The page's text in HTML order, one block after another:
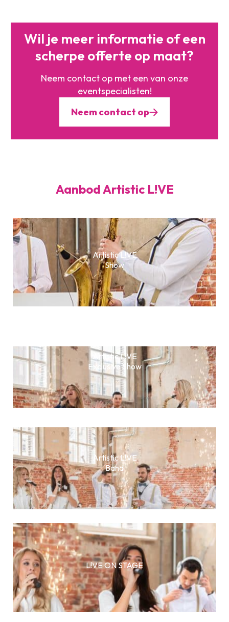
Wil je meer informatie ofeen
scherpe offerte op maat?
Neem contact op met een van onze
eventspecialisten!
Neem contact op
Aanbod Artistic L!VE
Artistic L!VE
Show
Artistic L!VE
Exclusive Show
Artistic L!VE
Band
L!VE ON STAGE